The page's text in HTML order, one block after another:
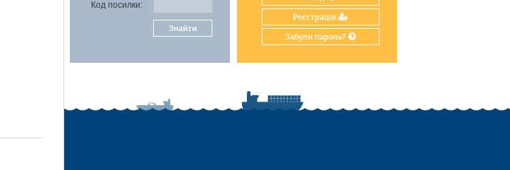
Код посилки:
Знайти
Реєстрація
Забули пароль?